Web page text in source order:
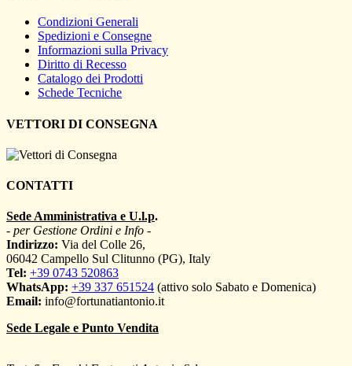
Condizioni Generali
Spedizioni e Consegne
Informazioni sulla Privacy
Diritto di Recesso
Catalogo dei Prodotti
Schede Tecniche
VETTORI DI CONSEGNA
CONTATTI
Sede Amministrativa e U.l.p.
- per Gestione Ordini e Info -
Indirizzo: Via del Colle 26,
06042 Campello Sul Clitunno (PG), Italy
Tel: +39 0743 520863
WhatsApp: +39 337 651524 (attivo solo Sabato e Domenica)
Email: info@fortunatiantonio.it
Sede Legale e Punto Vendita